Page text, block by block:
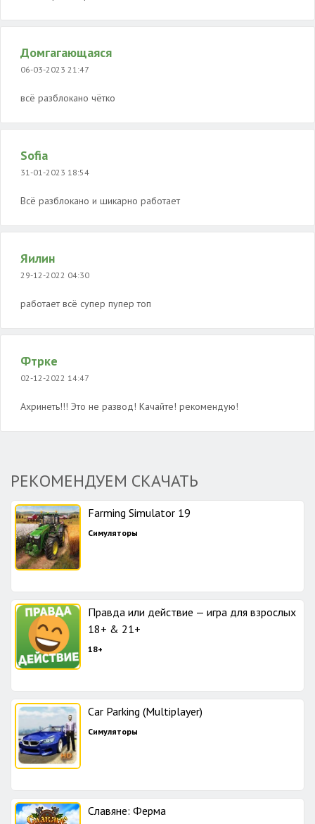
Домгагающаяся
06-03-2023 21:47
всё разблокано чётко
Sofia
31-01-2023 18:54
Всё разблокано и шикарно работает
Яилин
29-12-2022 04:30
работает всё супер пупер топ
Фтрке
02-12-2022 14:47
Ахринеть!!! Это не развод! Качайте! рекомендую!
РЕКОМЕНДУЕМ СКАЧАТЬ
Farming Simulator 19
Симуляторы
Правда или действие — игра для взрослых
18+ & 21+
18+
Car Parking (Multiplayer)
Симуляторы
Славяне: Ферма